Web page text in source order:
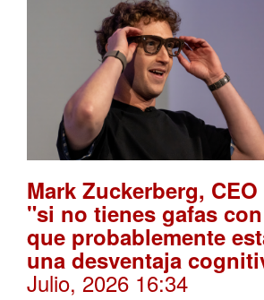
Mark Zuckerberg, CEO
"si no tienes gafas
que probablemente
una desventaja
Julio, 2026 16:34